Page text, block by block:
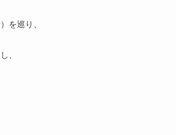
を巡り、
、